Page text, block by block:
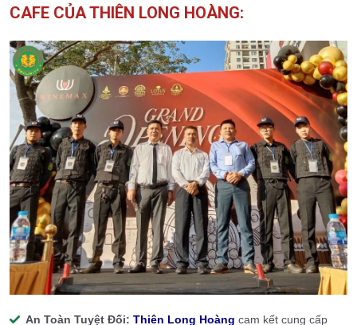
CAFE CỦA THIÊN LONG HOÀNG:
An Toàn Tuyệt Đối: Thiên Long Hoàng cam kết cung cấp